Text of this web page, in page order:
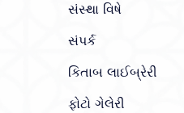
સંસ્થા વિષે
સંપર્ક
કિતાબ લાઈબ્રેરી
ફોટો ગેલેરી